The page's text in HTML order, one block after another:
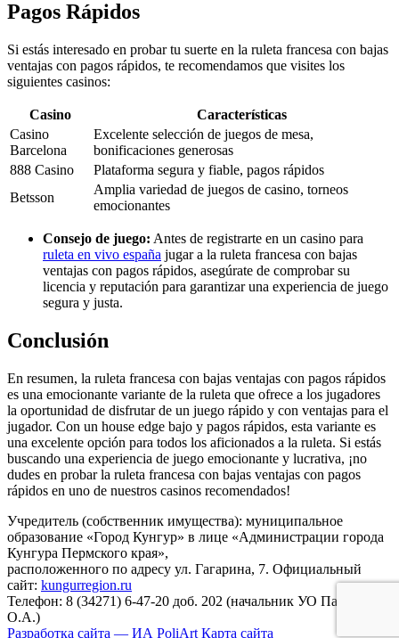
Pagos Rápidos
Si estás interesado en probar tu suerte en la ruleta francesa con bajas
ventajas con pagos rápidos, te recomendamos que visites los
siguientes casinos:
Casino
Características
Casino
Barcelona
Excelente selección de juegos de mesa,
bonificaciones generosas
888 Casino
Plataforma segura y fiable, pagos rápidos
Betsson
Amplia variedad de juegos de casino, torneos
emocionantes
Consejo de juego: Antes de registrarte en un casino para
ruleta en vivo españa jugar a la ruleta francesa con bajas
ventajas con pagos rápidos, asegúrate de comprobar su
licencia y reputación para garantizar una experiencia de juego
segura y justa.
Conclusión
En resumen, la ruleta francesa con bajas ventajas con pagos rápidos
es una emocionante variante de la ruleta que ofrece a los jugadores
la oportunidad de disfrutar de un juego rápido y con ventajas para el
jugador. Con un house edge bajo y pagos rápidos, esta variante es
una excelente opción para todos los aficionados a la ruleta. Si estás
buscando una experiencia de juego emocionante y lucrativa, ¡no
dudes en probar la ruleta francesa con bajas ventajas con pagos
rápidos en uno de nuestros casinos recomendados!
Учредитель (собственник имущества): муниципальное
образование «Город Кунгур» в лице «Администрации города
Кунгура Пермского края»,
расположенного по адресу ул. Гагарина, 7. Официальный
сайт: kungurregion.ru
Телефон: 8 (34271) 6-47-20 доб. 202 (начальник УО Паршакова
О.А.)
Разработка сайта — ИА PoliArt Карта сайта